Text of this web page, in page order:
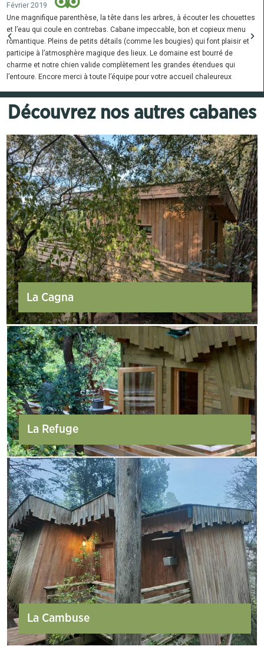
Février 2019
Une magnifique parenthèse, la tête dans les arbres, à écouter les chouettes
et l’eau qui coule en contrebas. Cabane impeccable, bon et copieux menu
romantique. Pleins de petits détails (comme les bougies) qui font plaisir et
participe à l’atmosphère magique des lieux. Le domaine est bourré de
charme et notre chien valide complètement les grandes étendues qui
l’entoure. Encore merci à toute l’équipe pour votre accueil chaleureux
Découvrez nos autres cabanes
La Cagna
La Refuge
La Cambuse